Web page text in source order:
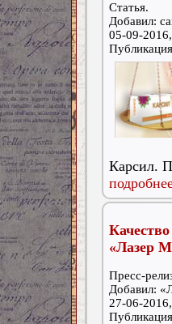
Статья.
Добавил:
05-09-
Карсил.
«Лазер
Пресс-
Добавил:
27-06-